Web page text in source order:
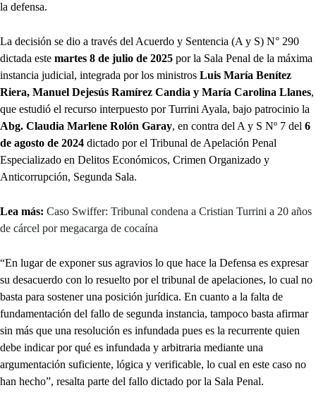
la defensa.
La decisión se dio a través del Acuerdo y Sentencia (A y S) N° 290
dictada este martes 8 de julio de 2025 por la Sala Penal de la máxima
instancia judicial, integrada por los ministros Luis María Benítez
Riera, Manuel Dejesús Ramírez Candia y María Carolina Llanes,
que estudió el recurso interpuesto por Turrini Ayala, bajo patrocinio la
Abg. Claudia Marlene Rolón Garay, en contra del A y S Nº 7 del 6
de agosto de 2024 dictado por el Tribunal de Apelación Penal
Especializado en Delitos Económicos, Crimen Organizado y
Anticorrupción, Segunda Sala.
Lea más: Caso Swiffer: Tribunal condena a Cristian Turrini a 20 años
de cárcel por megacarga de cocaína
“En lugar de exponer sus agravios lo que hace la Defensa es expresar
su desacuerdo con lo resuelto por el tribunal de apelaciones, lo cual no
basta para sostener una posición jurídica. En cuanto a la falta de
fundamentación del fallo de segunda instancia, tampoco basta afirmar
sin más que una resolución es infundada pues es la recurrente quien
debe indicar por qué es infundada y arbitraria mediante una
argumentación suficiente, lógica y verificable, lo cual en este caso no
han hecho”, resalta parte del fallo dictado por la Sala Penal.